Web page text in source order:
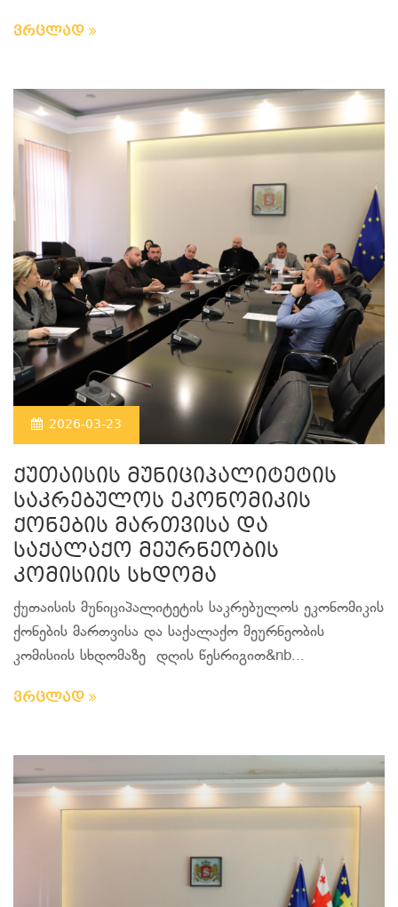
ვრცლად
2026-03-23
ქუთაისის მუნიციპალიტეტის
საკრებულოს ეკონომიკის
ქონების მართვისა და
საქალაქო მეურნეობის
კომისიის სხდომა
ქუთაისის მუნიციპალიტეტის საკრებულოს ეკონომიკის
ქონების მართვისა და საქალაქო მეურნეობის
კომისიის სხდომაზე დღის წესრიგით&nb...
ვრცლად